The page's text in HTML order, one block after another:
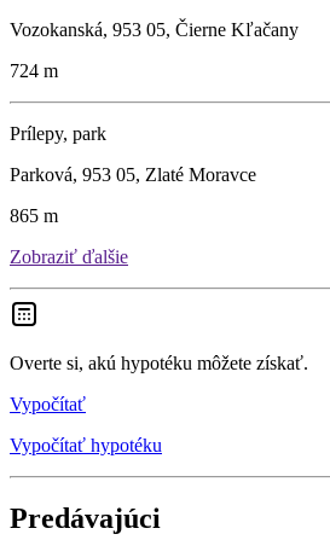
Vozokanská, 953 05, Čierne Kľačany
724 m
Prílepy, park
Parková, 953 05, Zlaté Moravce
865 m
Zobraziť ďalšie
Overte si, akú hypotéku môžete získať.
Vypočítať
Vypočítať hypotéku
Predávajúci